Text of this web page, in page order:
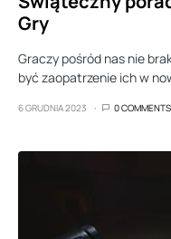
Gry
Graczy pośród nas nie
być zaopatrzenie ich w
6 GRUDNIA 2023 0 COMMENTS